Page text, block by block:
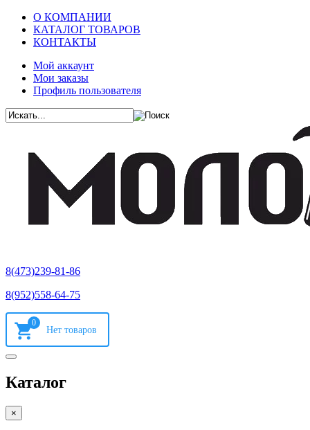
О КОМПАНИИ
КАТАЛОГ ТОВАРОВ
КОНТАКТЫ
Мой аккаунт
Мои заказы
Профиль пользователя
8(473)239-81-86
8(952)558-64-75
0
Каталог
×